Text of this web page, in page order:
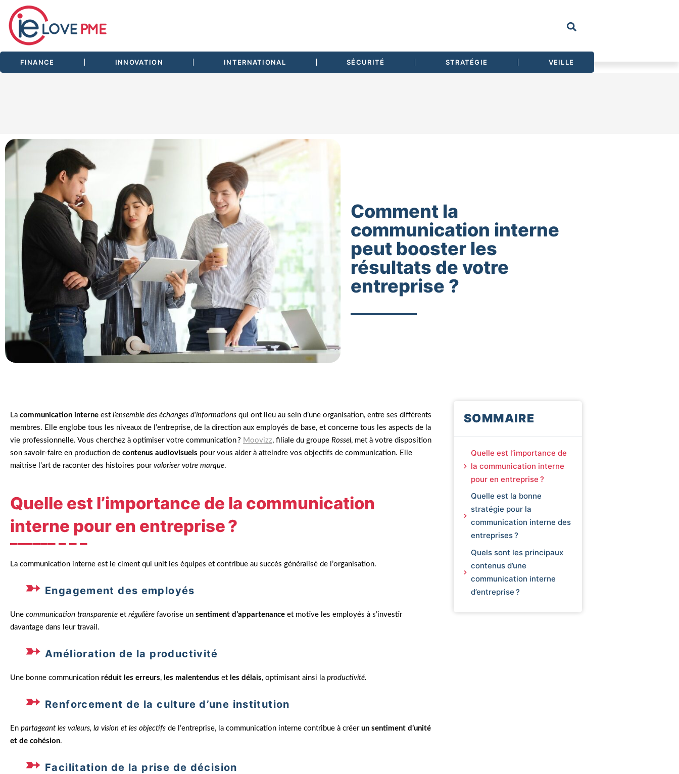
FINANCE INNOVATION INTERNATIONAL SÉCURITÉ STRATÉGIE VEILLE
Comment la
communication interne
peut booster les
résultats de votre
entreprise ?
La communication interne est l’ensemble des échanges d’informations qui ont lieu au sein d’une organisation, entre ses différents
membres. Elle englobe tous les niveaux de l’entreprise, de la direction aux employés de base, et concerne tous les aspects de la
vie professionnelle. Vous cherchez à optimiser votre communication ? Moovizz, filiale du groupe Rossel, met à votre disposition
son savoir-faire en production de contenus audiovisuels pour vous aider à atteindre vos objectifs de communication. Elle
maîtrise l’art de raconter des histoires pour valoriser votre marque.
Quelle est l’importance de la communication
interne pour en entreprise ?
La communication interne est le ciment qui unit les équipes et contribue au succès généralisé de l’organisation.
Engagement des employés
Une communication transparente et régulière favorise un sentiment d’appartenance et motive les employés à s’investir
davantage dans leur travail.
Amélioration de la productivité
Une bonne communication réduit les erreurs, les malentendus et les délais, optimisant ainsi la productivité.
Renforcement de la culture d’une institution
En partageant les valeurs, la vision et les objectifs de l’entreprise, la communication interne contribue à créerun sentiment d’unité
et de cohésion.
Facilitation de la prise de décision
SOMMAIRE
Quelle est l’importance de
la communication interne
pour en entreprise ?
Quelle est la bonne
stratégie pour la
communication interne des
entreprises ?
Quels sont les principaux
contenus d’une
communication interne
d’entreprise ?